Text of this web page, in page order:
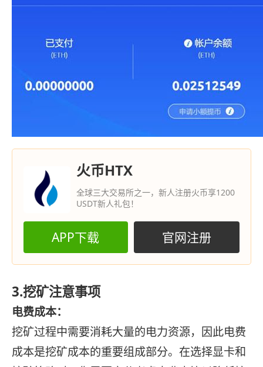
火币HTX
全球三大交易所之一，新人注册火币享1200
USDT新人礼包！
APP下载 官网注册
3.挖矿注意事项
电费成本：
挖矿过程中需要消耗大量的电力资源，因此电费
成本是挖矿成本的重要组成部分。在选择显卡和